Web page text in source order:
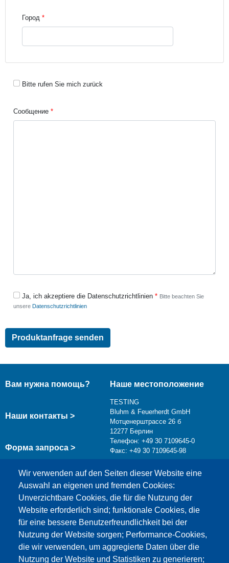
Город
Bitte rufen Sie mich zurück
Сообщение
Ja, ich akzeptiere die Datenschutzrichtlinien
Bitte beachten Sie
unsere Datenschutzrichtlinien
Wir verwenden auf den Seiten dieser Website eine
Auswahl an eigenen und fremden Cookies:
Unverzichtbare Cookies, die für die Nutzung der
Website erforderlich sind; funktionale Cookies, die
für eine bessere Benutzerfreundlichkeit bei der
Nutzung der Website sorgen; Performance-Cookies,
die wir verwenden, um aggregierte Daten über die
Nutzung der Website und Statistiken zu generieren;
Вам нужна помощь?
Наши контакты >
Форма запроса >
Наше местоположение
TESTING
Bluhm & Feuerherdt GmbH
Мотценерштрассе 26 б
12277 Берлин
Телефон: +49 30 7109645-0
Факс: +49 30 7109645-98
info@testing.de
Этот материал заблокирован, потому что